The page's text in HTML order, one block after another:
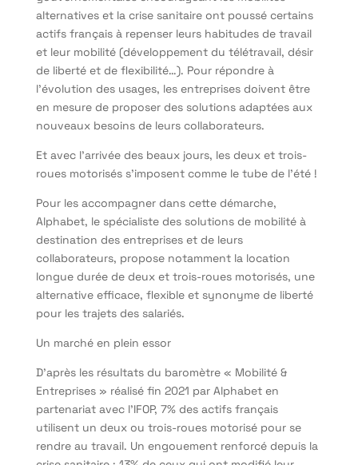
alternatives et la crise sanitaire ont poussé certains
actifs français à repenser leurs habitudes de travail
et leur mobilité (développement du télétravail, désir
de liberté et de flexibilité…). Pour répondre à
l’évolution des usages, les entreprises doivent être
en mesure de proposer des solutions adaptées aux
nouveaux besoins de leurs collaborateurs.
Et avec l’arrivée des beaux jours, les deux et trois-
roues motorisés s’imposent comme le tube de l’été !
Pour les accompagner dans cette démarche,
Alphabet, le spécialiste des solutions de mobilité à
destination des entreprises et de leurs
collaborateurs, propose notamment la location
longue durée de deux et trois-roues motorisés, une
alternative efficace, flexible et synonyme de liberté
pour les trajets des salariés.
Un marché en plein essor
D’après les résultats du baromètre « Mobilité &
Entreprises » réalisé fin 2021 par Alphabet en
partenariat avec l’IFOP, 7% des actifs français
utilisent un deux ou trois-roues motorisé pour se
rendre au travail. Un engouement renforcé depuis la